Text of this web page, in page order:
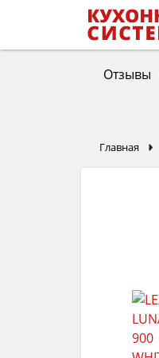
Отзывы
Главная